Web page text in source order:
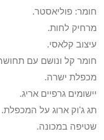
חומר: פוליאסטר.
מרחיק לחות.
עיצוב קלאסי.
חומר קל ונושם עם
מכפלת ישרה.
יישומים גרפיים אריג.
תג ג'וק ארוג על המכפלת.
שטיפה במכונה.